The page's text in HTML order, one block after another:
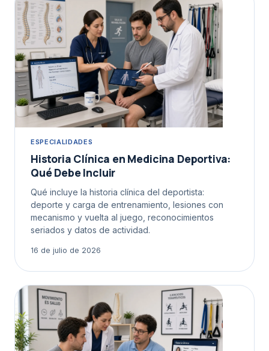
ESPECIALIDADES
Historia Clínica en Medicina Deportiva:
Qué Debe Incluir
Qué incluye la historia clínica del deportista:
deporte y carga de entrenamiento, lesiones con
mecanismo y vuelta al juego, reconocimientos
seriados y datos de actividad.
16 de julio de 2026